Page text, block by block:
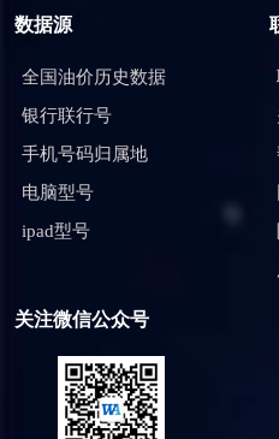
数据源
全国油价历史数据
银行联行号
手机号码归属地
电脑型号
ipad型号
关注微信公众号